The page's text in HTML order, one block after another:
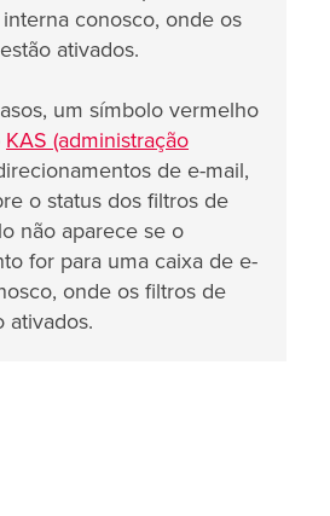
conosco, onde os
ativados.
um símbolo vermelho
KAS (administração
de e-mail,
o status dos filtros de
não aparece se o
for para uma caixa de e-
onde os filtros de
ativados.